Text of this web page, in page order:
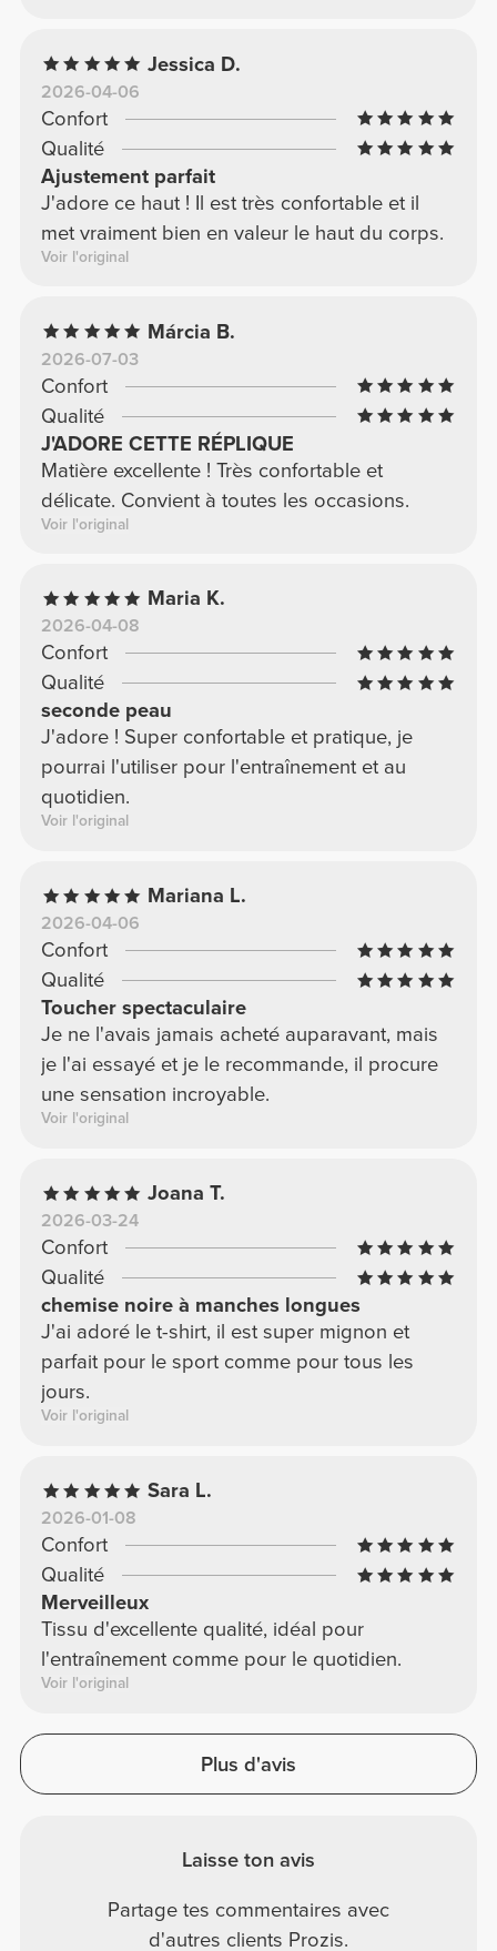
Jessica D.
2026-04-06
Confort
Qualité
Ajustement parfait
J'adore ce haut ! Il est très confortable et il
met vraiment bien en valeur le haut du corps.
Voir l'original
Márcia B.
2026-07-03
Confort
Qualité
J'ADORE CETTE RÉPLIQUE
Matière excellente ! Très confortable et
délicate. Convient à toutes les occasions.
Voir l'original
Maria K.
2026-04-08
Confort
Qualité
seconde peau
J'adore ! Super confortable et pratique, je
pourrai l'utiliser pour l'entraînement et au
quotidien.
Voir l'original
Mariana L.
2026-04-06
Confort
Qualité
Toucher spectaculaire
Je ne l'avais jamais acheté auparavant, mais
je l'ai essayé et je le recommande, il procure
une sensation incroyable.
Voir l'original
Joana T.
2026-03-24
Confort
Qualité
chemise noire à manches longues
J'ai adoré le t-shirt, il est super mignon et
parfait pour le sport comme pour tous les
jours.
Voir l'original
Sara L.
2026-01-08
Confort
Qualité
Merveilleux
Tissu d'excellente qualité, idéal pour
l'entraînement comme pour le quotidien.
Voir l'original
Plus d'avis
Laisse ton avis
Partage tes commentaires avec
d'autres clients Prozis.